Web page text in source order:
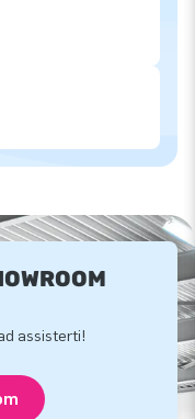
assisterti!